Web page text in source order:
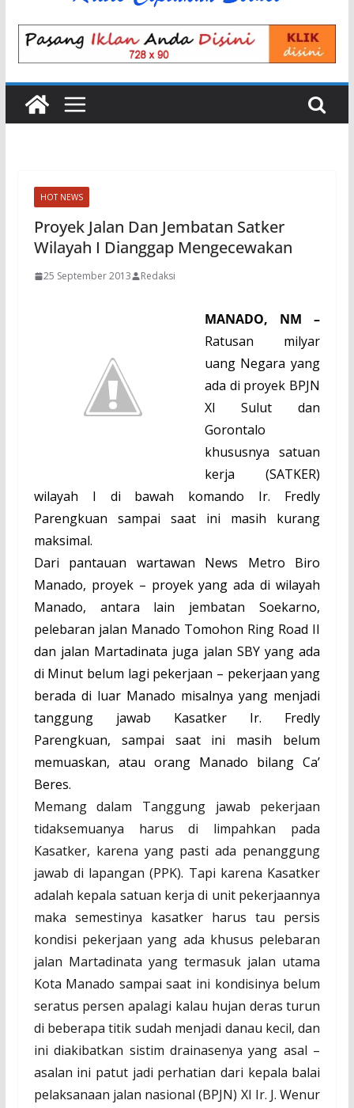
HOT NEWS
Proyek Jalan Dan Jembatan Satker
Wilayah I Dianggap Mengecewakan
25 September 2013 Redaksi
MANADO, NM –
Ratusan milyar
uang Negara yang
ada di proyek BPJN
XI Sulut dan
Gorontalo
khususnya satuan
kerja (SATKER)
wilayah I di bawah komando Ir. Fredly
Parengkuan sampai saat ini masih kurang
maksimal.
Dari pantauan wartawan News Metro Biro
Manado, proyek – proyek yang ada di wilayah
Manado, antara lain jembatan Soekarno,
pelebaran jalan Manado Tomohon Ring Road II
dan jalan Martadinata juga jalan SBY yang ada
di Minut belum lagi pekerjaan – pekerjaan yang
berada di luar Manado misalnya yang menjadi
tanggung jawab Kasatker Ir. Fredly
Parengkuan, sampai saat ini masih belum
memuaskan, atau orang Manado bilang Ca’
Beres.
Memang dalam Tanggung jawab pekerjaan
tidaksemuanya harus di limpahkan pada
Kasatker, karena yang pasti ada penanggung
jawab di lapangan (PPK). Tapi karena Kasatker
adalah kepala satuan kerja di unit pekerjaannya
maka semestinya kasatker harus tau persis
kondisi pekerjaan yang ada khusus pelebaran
jalan Martadinata yang termasuk jalan utama
Kota Manado sampai saat ini kondisinya belum
seratus persen apalagi kalau hujan deras turun
di beberapa titik sudah menjadi danau kecil, dan
ini diakibatkan sistim drainasenya yang asal –
asalan ini patut jadi perhatian dari kepala balai
pelaksanaan jalan nasional (BPJN) XI Ir. J. Wenur